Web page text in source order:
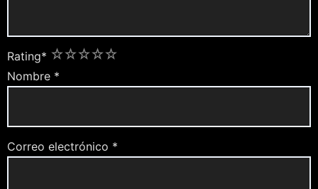
Rating* 5
4
3
2
1
Nombre *
Correo electrónico *